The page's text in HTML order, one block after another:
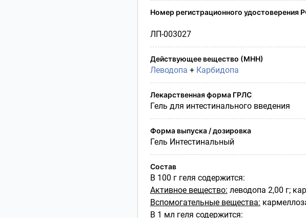
Номер регистрационного удостоверения
ЛП-003027
Действующее вещество (МНН)
Леводопа + Карбидопа
Лекарственная форма ГРЛС
Гель для интестинального введения
Форма выпуска / дозировка
Гель Интестинальный
Состав
В 100 г геля содержится:
Активное вещество: леводопа 2,00 г;
Вспомогательные вещества:
В 1 мл геля содержится: